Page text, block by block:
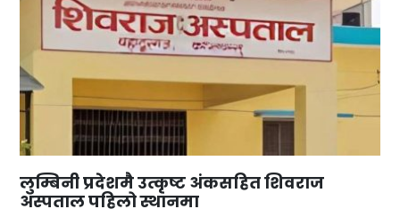
लुम्बिनी प्रदेशमै उत्कृष्ट अंकसहित शिवराज
अस्पताल पहिलो स्थानमा